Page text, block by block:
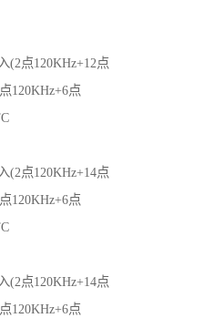
(2点120KHz+12点
120KHz+6点
(2点120KHz+14点
120KHz+6点
(2点120KHz+14点
120KHz+6点